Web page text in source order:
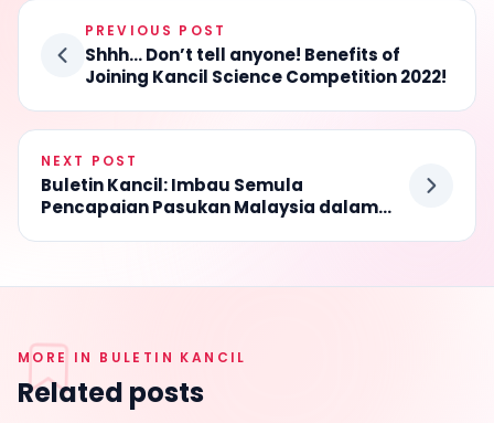
PREVIOUS POST
Shhh… Don’t tell anyone! Benefits of
Joining Kancil Science Competition 2022!
NEXT POST
Buletin Kancil: Imbau Semula
Pencapaian Pasukan Malaysia dalam
MORE IN BULETIN KANCIL
Related posts